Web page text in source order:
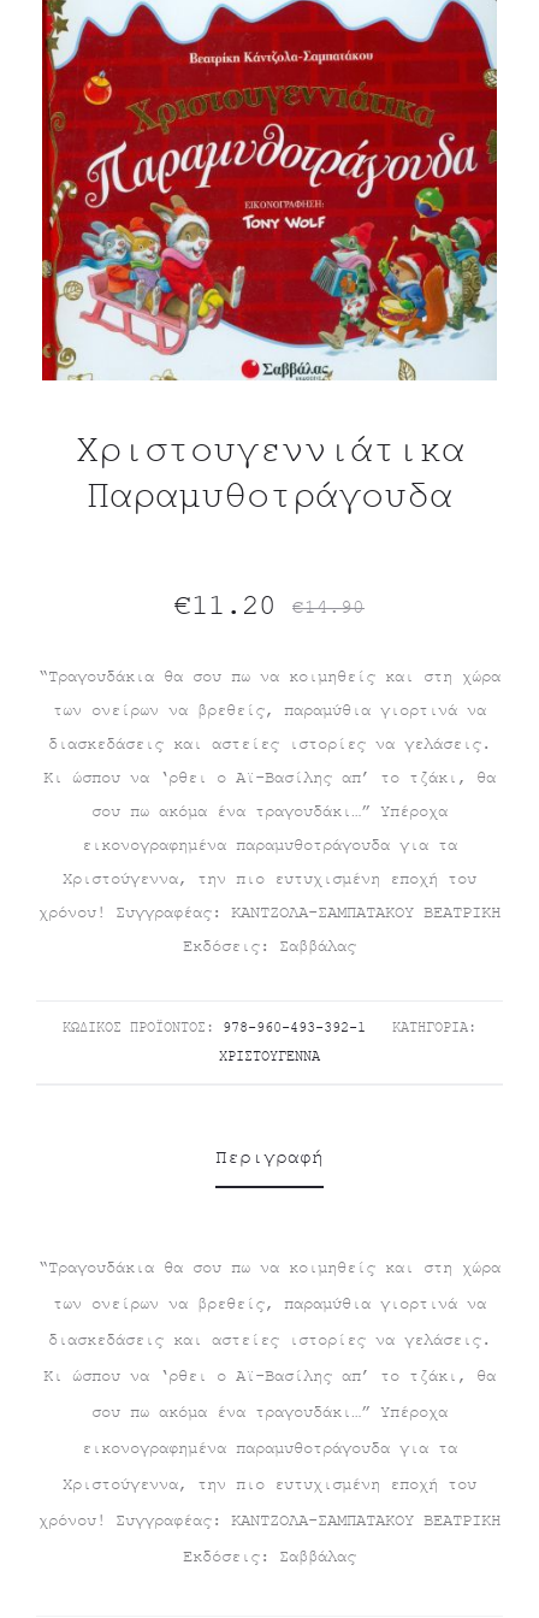
Χριστουγεννιάτικα
Παραμυθοτράγουδα
“Τραγουδάκια θα σου πω να κοιμηθείς και στη χώρα
των ονείρων να βρεθείς, παραμύθια γιορτινά να
διασκεδάσεις και αστείες ιστορίες να γελάσεις.
Κι ώσπου να ‘ρθει ο Αϊ-Βασίλης απ’ το τζάκι, θα
σου πω ακόμα ένα τραγουδάκι…” Υπέροχα
εικονογραφημένα παραμυθοτράγουδα για τα
Χριστούγεννα, την πιο ευτυχισμένη εποχή του
χρόνου! Συγγραφέας: ΚΑΝΤΖΟΛΑ-ΣΑΜΠΑΤΑΚΟΥ ΒΕΑΤΡΙΚΗ
Εκδόσεις: Σαββάλας
€14.90
Original
was:
€14.90.
€11.20
Η
τρέχουσα
τιμή
είναι:
€11.20.
ΚΩΔΙΚΌΣ ΠΡΟΪΌΝΤΟΣ: 978-960-493-392-1
ΚΑΤΗΓΟΡΊΑ:
ΧΡΙΣΤΟΎΓΕΝΝΑ
Περιγραφή
“Τραγουδάκια θα σου πω να κοιμηθείς και στη χώρα
των ονείρων να βρεθείς, παραμύθια γιορτινά να
διασκεδάσεις και αστείες ιστορίες να γελάσεις.
Κι ώσπου να ‘ρθει ο Αϊ-Βασίλης απ’ το τζάκι, θα
σου πω ακόμα ένα τραγουδάκι…” Υπέροχα
εικονογραφημένα παραμυθοτράγουδα για τα
Χριστούγεννα, την πιο ευτυχισμένη εποχή του
χρόνου! Συγγραφέας: ΚΑΝΤΖΟΛΑ-ΣΑΜΠΑΤΑΚΟΥ ΒΕΑΤΡΙΚΗ
Εκδόσεις: Σαββάλας